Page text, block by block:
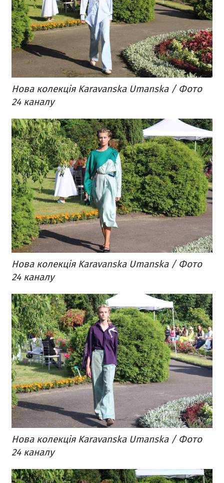
Нова колекція Karavanska Umanska / Фото
24 каналу
Нова колекція Karavanska Umanska / Фото
24 каналу
Нова колекція Karavanska Umanska / Фото
24 каналу